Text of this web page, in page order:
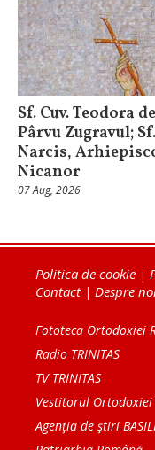
Sf. Cuv. Teodora
Pârvu Zugravul;
Narcis,
Nicanor
07 Aug, 2026
Politica de cookie |
Contact| Despre
Fototeca Ortodoxiei
Radio TRINITAS
TV TRINITAS
Vestitorul Ortodoxiei
Agenţia de ştiri